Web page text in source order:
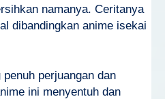
namanya. Ceritanya
dibandingkan anime isekai
perjuangan dan
ini menyentuh dan